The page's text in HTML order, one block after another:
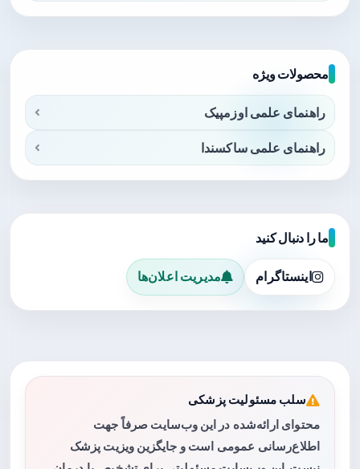
محصولات ویژه
راهنمای علمی اوزمپیک
راهنمای علمی ساکسندا
ما را دنبال کنید
اینستاگرام مدیریت اعلان‌ها
سلب مسئولیت پزشکی
محتوای ارائه‌شده در این وب‌سایت صرفاً جهت
اطلاع‌رسانی عمومی است و جایگزین ویزیت پزشک